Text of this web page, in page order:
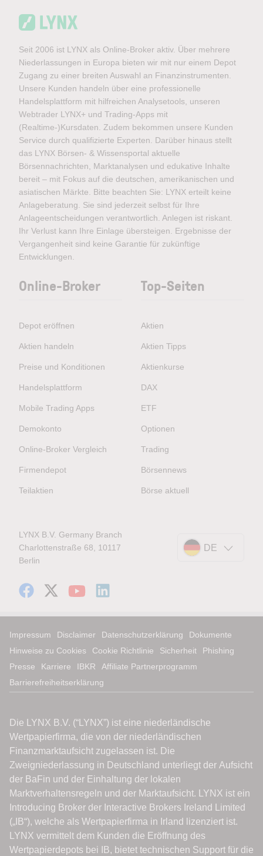
Seit 2006 ist LYNX als Online-Broker aktiv. Über mehrere
Niederlassungen in Europa bieten wir mit nur einem Depot
Zugang zu einer breiten Auswahl an Finanzinstrumenten.
Unsere Kunden handeln über eine professionelle
Handelsplattform mit hilfreichen Analysetools, unseren
Webtrader LYNX+ und Trading-Apps mit
(Realtime-)Kursdaten. Zudem bekommen unsere Kunden
Service durch qualifizierte Experten. Darüber hinaus stellt
das LYNX Börsen- & Wissensportal aktuelle
Börsennachrichten, Marktanalysen und edukative Inhalte
bereit – mit Fokus auf die deutschen, amerikanischen und
asiatischen Märkte. Bitte beachten Sie: LYNX erteilt keine
Anlageberatung. Sie sind jederzeit selbst für Ihre
Anlageentscheidungen verantwortlich. Anlegen ist riskant.
Ihr Verlust kann Ihre Einlage übersteigen. Ergebnisse der
Vergangenheit sind keine Garantie für zukünftige
Entwicklungen.
Online-Broker
Depot eröffnen
Aktien handeln
Preise und Konditionen
Handelsplattform
Mobile Trading Apps
Demokonto
Online-Broker Vergleich
Firmendepot
Teilaktien
Top-Seiten
Aktien
Aktien Tipps
Aktienkurse
DAX
ETF
Optionen
Trading
Börsennews
Börse aktuell
LYNX B.V. Germany Branch
Charlottenstraße 68, 10117
Berlin
DE
Impressum Disclaimer Datenschutzerklärung
Dokumente
Hinweise zu Cookies
Cookie Richtlinie Sicherheit
Phishing
Presse
Karriere IBKR
Affiliate Partnerprogramm
Barrierefreiheitserklärung